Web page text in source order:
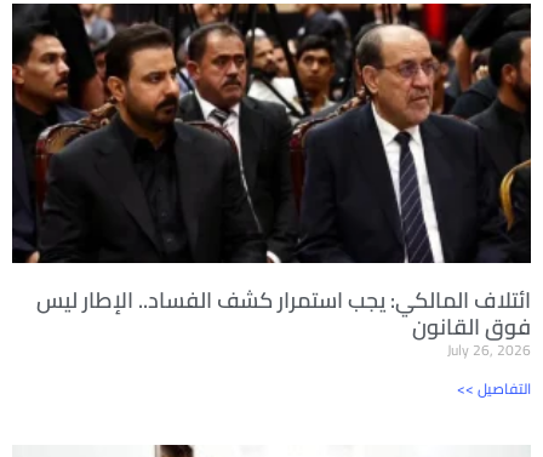
ائتلاف المالكي: يجب استمرار كشف الفساد.. الإطار ليس
فوق القانون
July 26, 2026
<< التفاصيل